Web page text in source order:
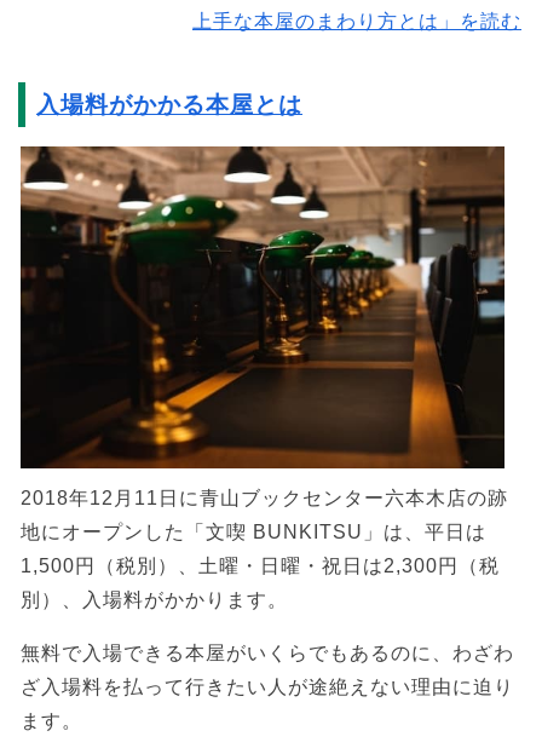
上手な本屋のまわり方とは」を読む
入場料がかかる本屋とは
2018年12月11日に青山ブックセンター六本木店の跡
地にオープンした「文喫 BUNKITSU」は、平日は
1,500円（税別）、土曜・日曜・祝日は2,300円（税
別）、入場料がかかります。
無料で入場できる本屋がいくらでもあるのに、わざわ
ざ入場料を払って行きたい人が途絶えない理由に迫り
ます。